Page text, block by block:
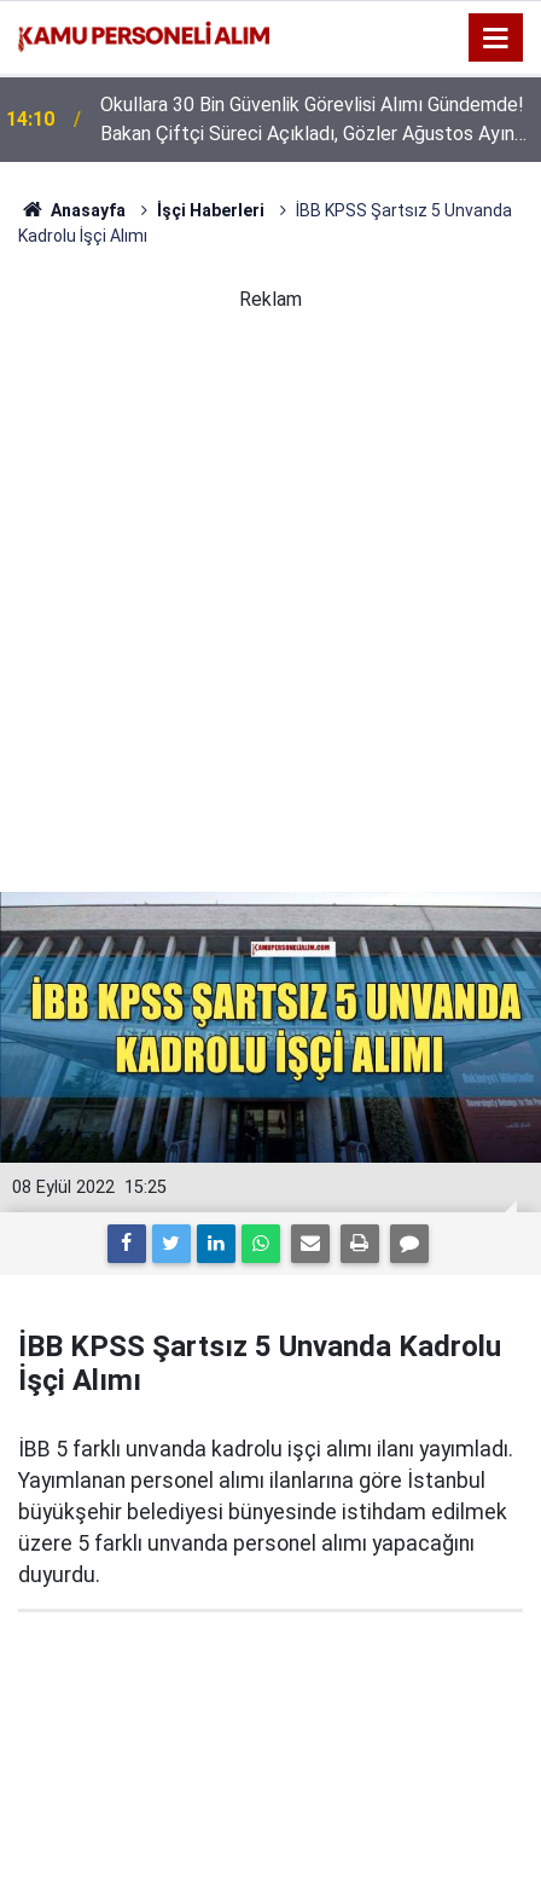
14:10
Okullara 30 Bin Güvenlik Görevlisi Alımı Gündemde!
Bakan Çiftçi Süreci Açıkladı, Gözler Ağustos Ayına
Çevrildi
Anasayfa İşçi Haberleri
İBB KPSS Şartsız 5 Unvanda
Kadrolu İşçi Alımı
Reklam
15:25
08 Eylül 2022
İBB KPSS Şartsız 5 Unvanda Kadrolu
İşçi Alımı
İBB 5 farklı unvanda kadrolu işçi alımı ilanı yayımladı.
Yayımlanan personel alımı ilanlarına göre İstanbul
büyükşehir belediyesi bünyesinde istihdam edilmek
üzere 5 farklı unvanda personel alımı yapacağını
duyurdu.